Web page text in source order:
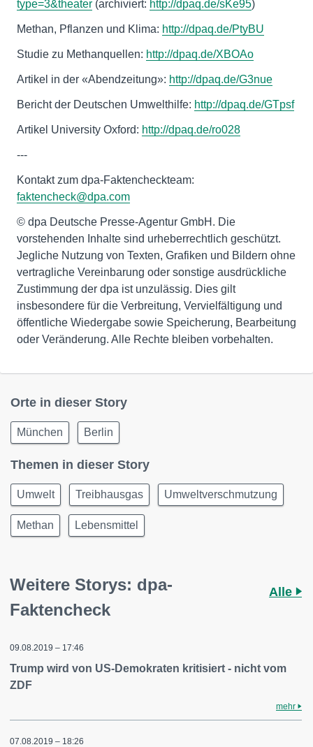
type=3&theater (archiviert: http://dpaq.de/sKe95)
Methan, Pflanzen und Klima: http://dpaq.de/PtyBU
Studie zu Methanquellen: http://dpaq.de/XBOAo
Artikel in der «Abendzeitung»: http://dpaq.de/G3nue
Bericht der Deutschen Umwelthilfe: http://dpaq.de/GTpsf
Artikel University Oxford: http://dpaq.de/ro028
---
Kontakt zum dpa-Faktencheckteam:
faktencheck@dpa.com
© dpa Deutsche Presse-Agentur GmbH. Die
vorstehenden Inhalte sind urheberrechtlich geschützt.
Jegliche Nutzung von Texten, Grafiken und Bildern ohne
vertragliche Vereinbarung oder sonstige ausdrückliche
Zustimmung der dpa ist unzulässig. Dies gilt
insbesondere für die Verbreitung, Vervielfältigung und
öffentliche Wiedergabe sowie Speicherung, Bearbeitung
oder Veränderung. Alle Rechte bleiben vorbehalten.
Orte in dieser Story
München Berlin
Themen in dieser Story
Umwelt Treibhausgas Umweltverschmutzung
Methan Lebensmittel
Weitere Storys: dpa-
Faktencheck
Alle
09.08.2019 – 17:46
Trump wird von US-Demokraten kritisiert - nicht vom
ZDF
mehr
07.08.2019 – 18:26